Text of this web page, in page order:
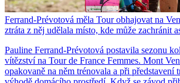
Ferrand-Prévotová měla Tour obhajovat na
ztráta z něj udělala místo, kde může zachránit
Pauline Ferrand-Prévotová postavila sezonu
vítězství na Tour de France Femmes. Mont
opakovaně na něm trénovala a při představení